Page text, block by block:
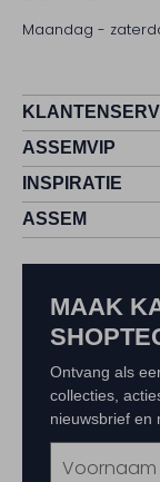
Maandag -
ASSEMVIP
INSPIRATIE
ASSEM
MAAK
Ontvang als
collecties,
nieuwsbrief en